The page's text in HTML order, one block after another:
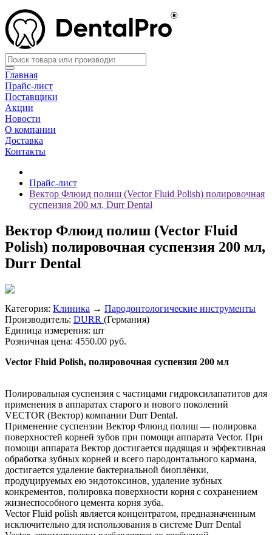
Главная
Прайс-лист
Поставщики
Акции
Новости
О компании
Доставка
Контакты
Прайс-лист
Вектор Флюид полиш (Vector Fluid Polish) полировочная
суспензия 200 мл, Durr Dental
Вектор Флюид полиш (Vector Fluid
Polish) полировочная суспензия 200 мл,
Durr Dental
Категория: Клиника → Пародонтологические инструменты
Производитель: DURR (Германия)
Единица измерения: шт
Розничная цена: 4550.00 руб.
Vector Fluid Polish, полировочная суспензия 200 мл
Полировальная суспензия с частицами гидроксилапатитов для
применения в аппаратах старого и нового поколений
VECTOR (Вектор) компании Durr Dental.
Применение суспензии Вектор Флюид полиш — полировка
поверхностей корней зубов при помощи аппарата Vector. При
помощи аппарата Вектор достигается щадящая и эффективная
обработка зубных корней и всего пародонтального кармана,
достигается удаление бактериальной биоплёнки,
продуцируемых ею эндотоксинов, удаление зубных
конкрементов, полировка поверхности корня с сохранением
жизнеспособного цемента корня зуба.
Vector Fluid polish является концентратом, предназначенным
исключительно для использования в системе Durr Dental